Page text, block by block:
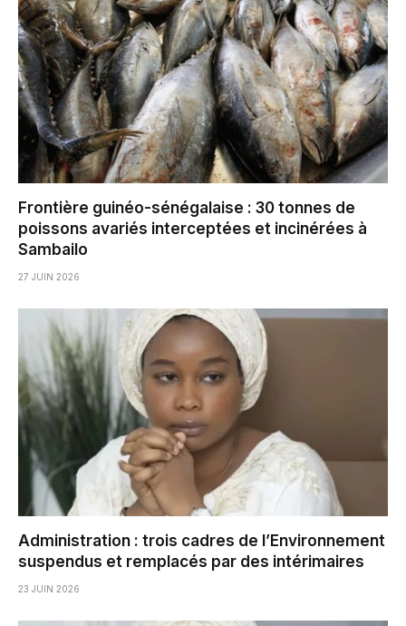
Frontière guinéo-sénégalaise : 30 tonnes de
poissons avariés interceptées et incinérées à
Sambailo
27 JUIN 2026
Administration : trois cadres de l’Environnement
suspendus et remplacés par des intérimaires
23 JUIN 2026